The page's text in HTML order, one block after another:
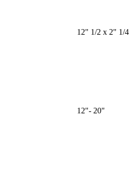
12" 1/2 x 2" 1/4
12"- 20"